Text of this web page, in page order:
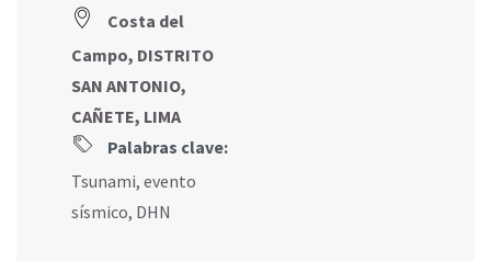
Costa del
Campo, DISTRITO
SAN ANTONIO,
CAÑETE, LIMA
Palabras clave:
Tsunami, evento
sísmico, DHN